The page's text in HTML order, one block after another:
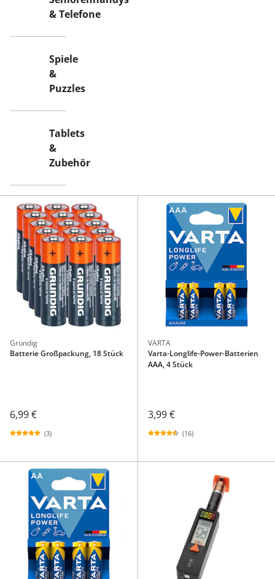
& Telefone
Spiele
&
Puzzles
Tablets
&
Zubehör
Grundig
Batterie Großpackung, 18 Stück
6,99 €
(3)
VARTA
Varta-Longlife-Power-Batterien
AAA, 4 Stück
3,99 €
(16)